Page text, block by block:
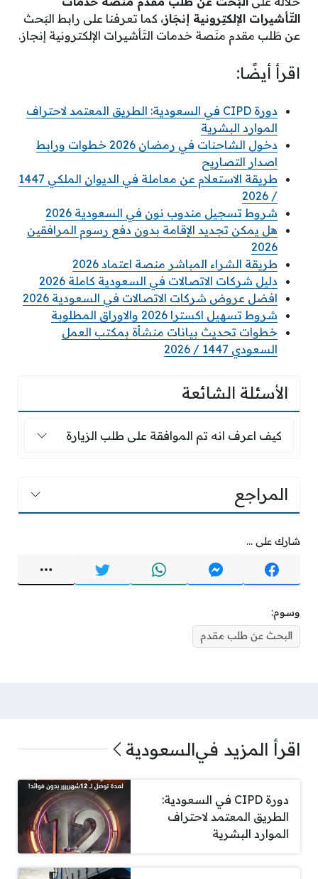
التّأشيرات الإلكتِرونية إنجَاز، كما تعرفنا على رابط البَحث
عن طَلب مقدم منَصة خدمات التَأشيرات الإلكترونية إنجاز.
اقرأ أيضًا:
دورة CIPD في السعودية: الطريق المعتمد لاحتراف
الموارد البشرية
دخول الشاحنات في رمضان 2026 خطوات ورابط
اصدار التصاريح
طريقة الاستعلام عن معاملة في الديوان الملكي 1447
/ 2026
شروط تسجيل مندوب نون في السعودية 2026
هل يمكن تجديد الإقامة بدون دفع رسوم المرافقين
2026
طريقة الشراء المباشر منصة اعتماد 2026
دليل شركات الاتصالات في السعودية كاملة 2026
افضل عروض شركات الاتصالات في السعودية 2026
شروط تسهيل اكسترا 2026 والاوراق المطلوبة
خطوات تحديث بيانات منشأة بمكتب العمل
السعودي 1447 / 2026
الأسئلة الشائعة
كيف اعرف انه تم الموافقة على طلب الزيارة
كيف اعرف انه تم الموافقة على طلب الزيارة
المراجع
شارك على ...
وسوم:
البحث عن طلب مقدم
اقرأ المزيد فيالسعودية
دورة CIPD في السعودية:
الطريق المعتمد لاحتراف
الموارد البشرية